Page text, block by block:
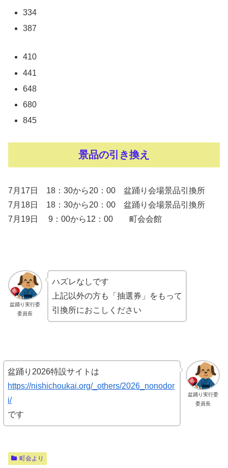
334
387
410
441
648
680
845
景品の引き換え
7月17日 18：30から20：00 盆踊り会場景品引換所
7月18日 18：30から20：00 盆踊り会場景品引換所
7月19日 9：00から12：00 町会会館
盆踊り実行委
委員長
ハズレなしです
上記以外の方も「抽選券」をもって
引換所におこしください
盆踊り実行委
委員長
盆踊り2026特設サイトは
https://nishichoukai.org/_others/2026_nonodor
i/
です
町会より